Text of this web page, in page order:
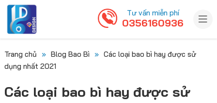
Tư vấn miễn phí
0356160936
Trang chủ » Blog Bao Bì » Các loại bao bì hay được sử
dụng nhất 2021
Các loại bao bì hay được sử